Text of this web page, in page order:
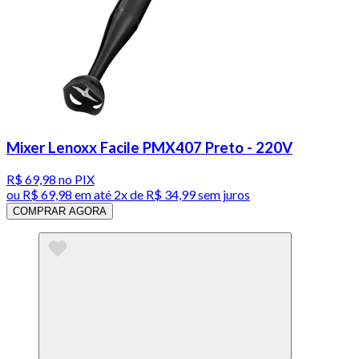
Mixer Lenoxx Facile PMX407 Preto - 220V
R$ 69,98 no PIX
ou R$ 69,98 em até 2x de R$ 34,99 sem juros
COMPRAR AGORA